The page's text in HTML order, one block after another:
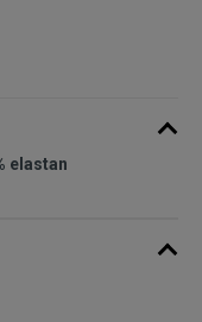
elastan